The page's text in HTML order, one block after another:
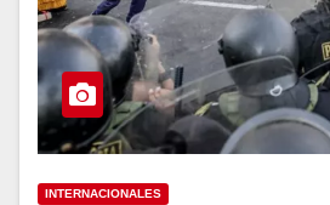
INTERNACIONALES